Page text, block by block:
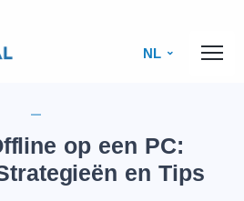
NL
op een PC:
en Tips